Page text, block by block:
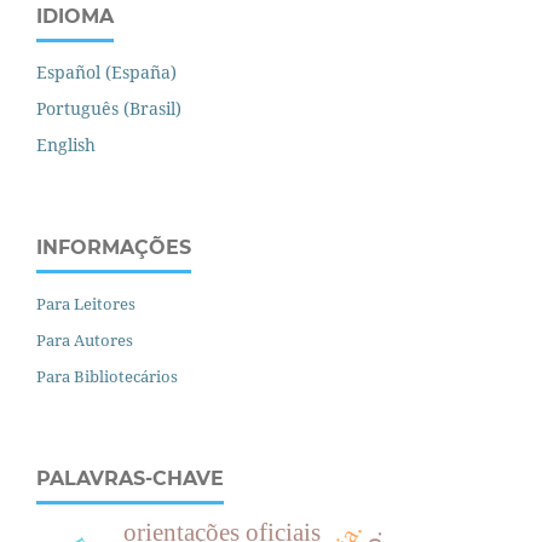
IDIOMA
Español (España)
Português (Brasil)
English
INFORMAÇÕES
Para Leitores
Para Autores
Para Bibliotecários
PALAVRAS-CHAVE
orientações oficiais